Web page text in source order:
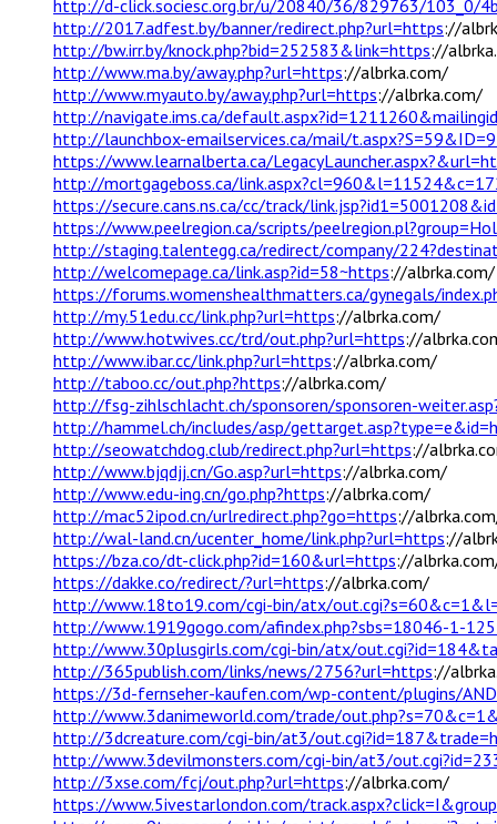
http://d-click.sociesc.org.br/u/20840/36/829763/103_0/
http://2017.adfest.by/banner/redirect.php?url=https://
http://bw.irr.by/knock.php?bid=252583&link=https://
http://www.ma.by/away.php?url=https://albrka.com/
http://www.myauto.by/away.php?url=https://albrka.com/
http://navigate.ims.ca/
http://launchbox-emailservices.ca/mail/
https://www.learnalberta.ca/
http://mortgageboss.ca/
https://secure.cans.ns.ca/cc/track/
https://www.peelregion.ca/scripts/
http://staging.talentegg.ca/redirect/company/
http://welcomepage.ca/link.asp?id=58~https://albrka.com/
https://forums.womenshealthmatters.ca/gynegals/
http://my.51edu.cc/link.php?url=https://albrka.com/
http://www.hotwives.cc/trd/out.php?url=https://
http://www.ibar.cc/link.php?url=https://albrka.com/
http://taboo.cc/out.php?https://albrka.com/
http://fsg-zihlschlacht.ch/sponsoren/sponsoren-
http://hammel.ch/includes/asp/
http://seowatchdog.club/redirect.php?url=https://
http://www.bjqdjj.cn/Go.asp?url=https://albrka.com/
http://www.edu-ing.cn/go.php?https://albrka.com/
http://mac52ipod.cn/urlredirect.php?go=https://
http://wal-land.cn/ucenter_home/link.php?url=https://
https://bza.co/dt-click.php?id=160&url=https://
https://dakke.co/redirect/?url=https://albrka.com/
http://www.18to19.com/cgi-bin/atx/
http://www.1919gogo.com/afindex.php?sbs=18046-1-
http://www.30plusgirls.com/cgi-bin/atx/
http://365publish.com/links/news/2756?url=https://
https://3d-fernseher-kaufen.com/wp-content/plugins/
http://www.3danimeworld.com/trade/
http://3dcreature.com/cgi-bin/at3/
http://www.3devilmonsters.com/cgi-bin/at3/
http://3xse.com/fcj/out.php?url=https://albrka.com/
https://www.5ivestarlondon.com/